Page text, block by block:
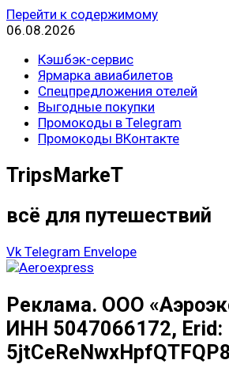
Перейти к содержимому
06.08.2026
Кэшбэк-сервис
Ярмарка авиабилетов
Спецпредложения отелей
Выгодные покупки
Промокоды в Telegram
Промокоды ВКонтакте
TripsMarkeT
всё для путешествий
Vk Telegram Envelope
Реклама. ООО
ИНН 5047066172, Erid: